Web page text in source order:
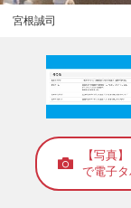
宮根誠司
【写真
で電子